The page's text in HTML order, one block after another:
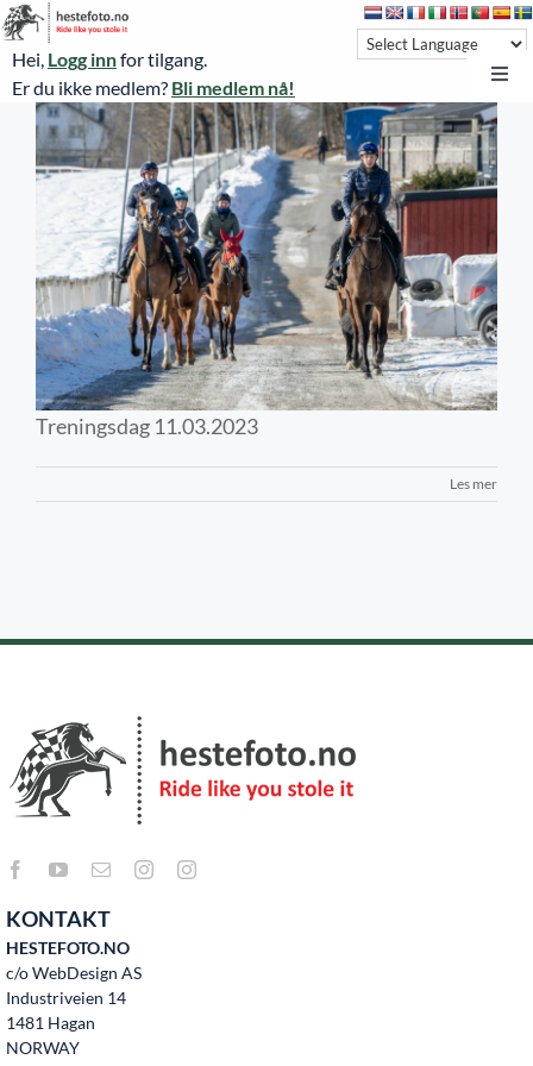
Skip
to
content
Hei, Logg innfor tilgang.
Er du ikke medlem? Bli medlem nå!
Hestefoto.no
Øvrevoll løpsdager
Øvrevoll treningsdager
NoARK
Sverige
Søk
Bli medlem
Treningsdag 11.03.2023
Treningsdag 11.03.2023
Les mer
KONTAKT
HESTEFOTO.NO
c/o WebDesign AS
Industriveien 14
1481 Hagan
NORWAY